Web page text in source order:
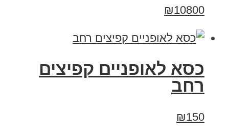
₪10800
כסא לאופניים קפיצים
רחב
₪150